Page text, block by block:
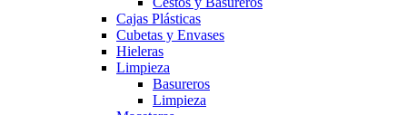
Cajas Plásticas
Cubetas y Envases
Hieleras
Limpieza
Basureros
Limpieza